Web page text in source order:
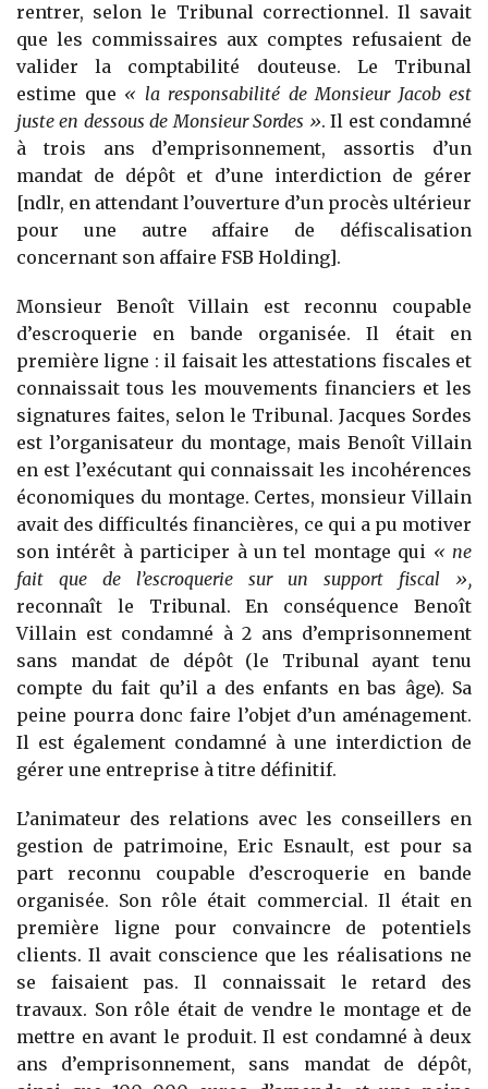
rentrer, selon le Tribunal correctionnel. Il savait
que les commissaires aux comptes refusaient de
valider la comptabilité douteuse. Le Tribunal
estime que « la responsabilité de Monsieur Jacob est
juste en dessous de Monsieur Sordes ». Il est condamné
à trois ans d’emprisonnement, assortis d’un
mandat de dépôt et d’une interdiction de gérer
[ndlr, en attendant l’ouverture d’un procès ultérieur
pour une autre affaire de défiscalisation
concernant son affaire FSB Holding].
Monsieur Benoît Villain est reconnu coupable
d’escroquerie en bande organisée. Il était en
première ligne : il faisait les attestations fiscales et
connaissait tous les mouvements financiers et les
signatures faites, selon le Tribunal. Jacques Sordes
est l’organisateur du montage, mais Benoît Villain
en est l’exécutant qui connaissait les incohérences
économiques du montage. Certes, monsieur Villain
avait des difficultés financières, ce qui a pu motiver
son intérêt à participer à un tel montage qui « ne
fait que de l’escroquerie sur un support fiscal »,
reconnaît le Tribunal. En conséquence Benoît
Villain est condamné à 2 ans d’emprisonnement
sans mandat de dépôt (le Tribunal ayant tenu
compte du fait qu’il a des enfants en bas âge). Sa
peine pourra donc faire l’objet d’un aménagement.
Il est également condamné à une interdiction de
gérer une entreprise à titre définitif.
L’animateur des relations avec les conseillers en
gestion de patrimoine, Eric Esnault, est pour sa
part reconnu coupable d’escroquerie en bande
organisée. Son rôle était commercial. Il était en
première ligne pour convaincre de potentiels
clients. Il avait conscience que les réalisations ne
se faisaient pas. Il connaissait le retard des
travaux. Son rôle était de vendre le montage et de
mettre en avant le produit. Il est condamné à deux
ans d’emprisonnement, sans mandat de dépôt,